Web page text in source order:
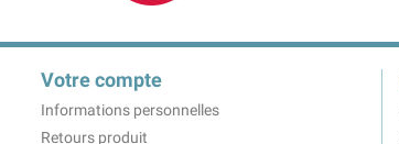
Votre compte
Informations personnelles
Retours produit